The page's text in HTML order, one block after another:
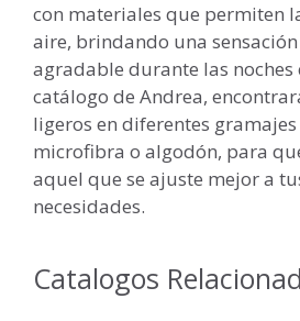
con materiales que permiten
aire, brindando una
agradable durante las noches
catálogo de Andrea,
ligeros en diferentes
microfibra o algodón, para
aquel que se ajuste mejor a
necesidades.
Catalogos